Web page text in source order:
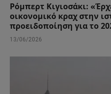
Ρόμπερτ Κιγιοσάκι:
οικονομικό κραχ στην
προειδοποίηση για το
13/06/2026